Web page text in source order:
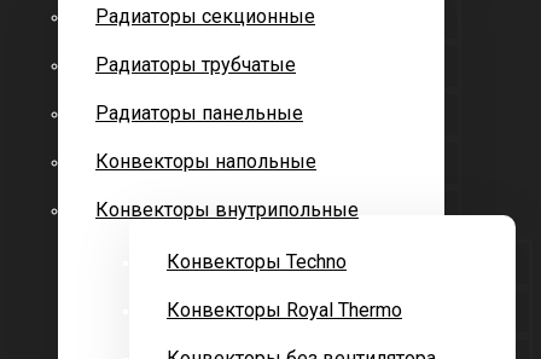
Радиаторы секционные
Радиаторы трубчатые
Радиаторы панельные
Конвекторы напольные
Конвекторы внутрипольные
Конвекторы Techno
Конвекторы Royal Thermo